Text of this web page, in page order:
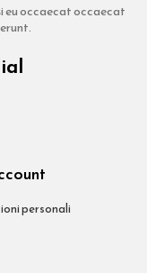
eu occaecat occaecat
personali